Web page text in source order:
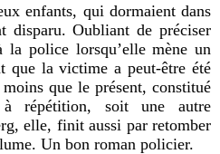
enfants, qui dormaient dans
disparu. Oubliant de préciser
la police lorsqu’elle mène un
que la victime a peut-être été
moins que le présent, constitué
répétition, soit une autre
elle, finit aussi par retomber
Un bon roman policier.